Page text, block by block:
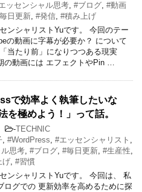
ッセンシャル思考, #ブログ, #動画
日更新, #発信, #積み上げ
ンシャリストYuです。 今回のテー
の動画に字幕が必要か？ について
当たり前」になりつつある現実
の動画には エフェクトやPin …
で効率よく執筆したいな
を極めよう！」って話。
-TECHNIC
, #WordPress, #エッセンシャリスト ,
思考, #ブログ, #毎日更新, #生産性,
げ, #習慣
ンシャリストYuです。 今回は、 私
ログでの 更新効率を高めるために探